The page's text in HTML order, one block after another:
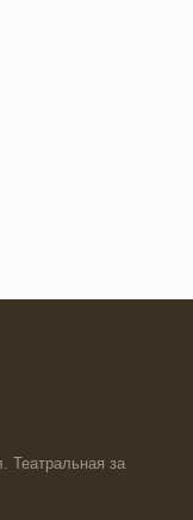
Театральная за